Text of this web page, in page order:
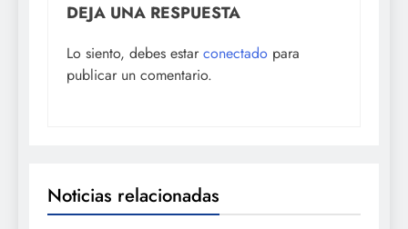
DEJA UNA RESPUESTA
Lo siento, debes estar conectado para
publicar un comentario.
Noticias relacionadas